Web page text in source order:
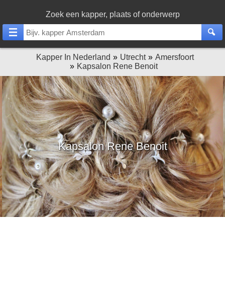
Zoek een kapper, plaats of onderwerp
Kapper In Nederland Utrecht
Amersfoort
Kapsalon Rene Benoit
Kapsalon Rene Benoit